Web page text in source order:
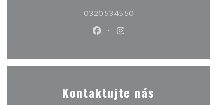
03 20 53 45 50
Facebook ((otevře se v novém
Instagram ((otevře se v
Kontaktujte nás